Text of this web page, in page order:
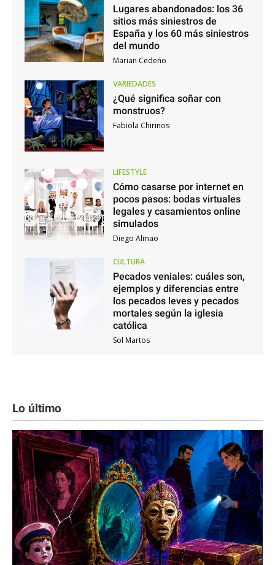
Lugares abandonados: los 36
sitios más siniestros de
España y los 60 más siniestros
del mundo
Marian Cedeño
VARIEDADES
¿Qué significa soñar con
monstruos?
Fabiola Chirinos
LIFESTYLE
Cómo casarse por internet en
pocos pasos: bodas virtuales
legales y casamientos online
simulados
Diego Almao
CULTURA
Pecados veniales: cuáles son,
ejemplos y diferencias entre
los pecados leves y pecados
mortales según la iglesia
católica
Sol Martos
Lo último